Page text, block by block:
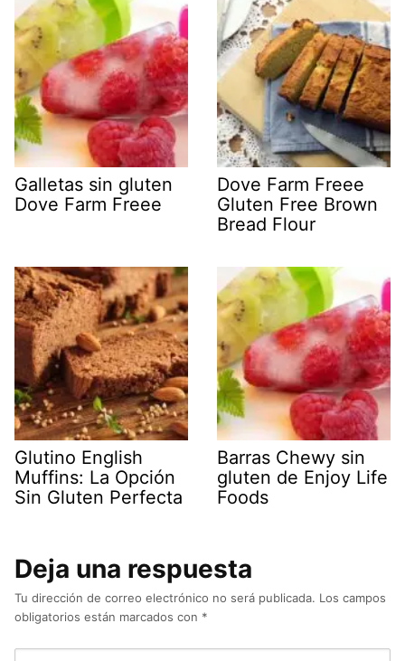
Galletas sin gluten
Dove Farm Freee
Dove Farm Freee
Gluten Free Brown
Bread Flour
Glutino English
Muffins: La Opción
Sin Gluten Perfecta
Barras Chewy sin
gluten de Enjoy Life
Foods
Deja una respuesta
Tu dirección de correo electrónico no será publicada. Los campos
obligatorios están marcados con *